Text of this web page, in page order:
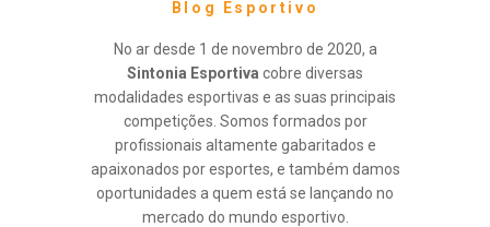
Blog Esportivo
No ar desde 1 de novembro de 2020, a
Sintonia Esportiva cobre diversas
modalidades esportivas e as suas principais
competições. Somos formados por
profissionais altamente gabaritados e
apaixonados por esportes, e também damos
oportunidades a quem está se lançando no
mercado do mundo esportivo.